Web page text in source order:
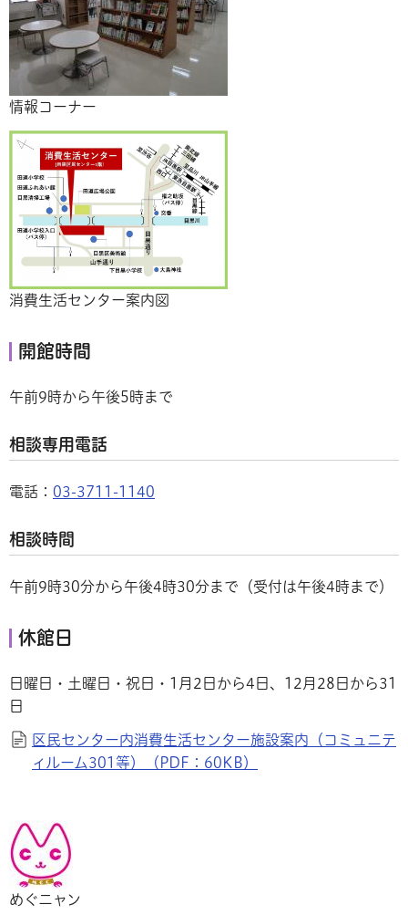
情報コーナー
消費生活センター案内図
開館時間
午前9時から午後5時まで
相談専用電話
電話： 03-3711-1140
相談時間
午前9時30分から午後4時30分まで（受付は午後4時まで）
休館日
日曜日・土曜日・祝日・1月2日から4日、12月28日から31
日
区民センター内消費生活センター施設案内（コミュニテ
ィルーム301等）（PDF：60KB）
めぐニャン